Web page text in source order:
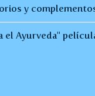
y
el Ayurveda"